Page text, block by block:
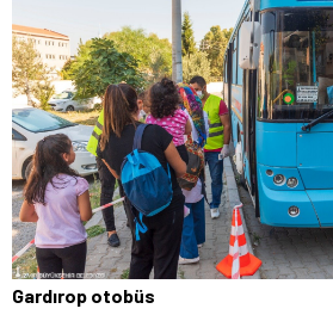
Gardırop otobüs